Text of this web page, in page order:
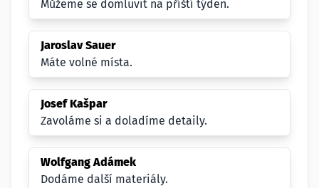
Můžeme se domluvit na příští týden.
Jaroslav Sauer
Máte volné místa.
Josef Kašpar
Zavoláme si a doladíme detaily.
Wolfgang Adámek
Dodáme další materiály.